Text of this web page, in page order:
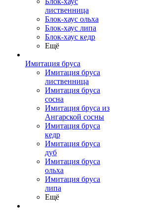
лиственница
Блок-хаус ольха
Блок-хаус липа
Блок-хаус кедр
Ещё
Имитация бруса
Имитация бруса
лиственница
Имитация бруса
сосна
Имитация бруса из
Ангарской сосны
Имитация бруса
кедр
Имитация бруса
дуб
Имитация бруса
ольха
Имитация бруса
липа
Ещё